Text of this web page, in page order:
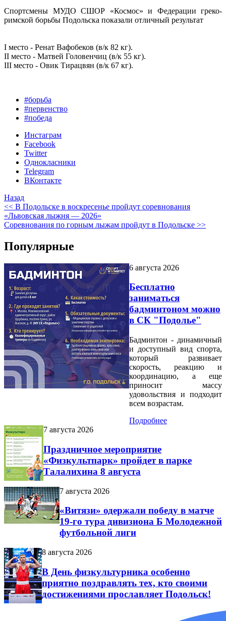
Спортсмены МУДО СШОР «Космос» и Федерации греко-
римской борьбы Подольска показали отличный результат
I место - Ренат Вафобеков (в/к 82 кг).
II место - Матвей Головенчиц (в/к 55 кг).
III место - Овик Тирацвян (в/к 67 кг).
#борьба
#первенство
#победа
Инстаграм
Facebook
Twitter
Однокласники
Telegram
ВКонтакте
Назад
<< В Подольске в воскресенье пройдут соревнования
«Львовская лыжня — 2026»
Соревнования по горным лыжам пройдут в Подольске >>
Популярные
6 августа 2026
Бесплатно
заниматься
бадминтоном можно
в СК "Подолье"
Бадминтон - динамичный
и доступный вид спорта,
который развивает
скорость, реакцию и
координацию, а еще
приносит массу
удовольствия и подходит
всем возрастам.
Подробнее
7 августа 2026
Праздничное мероприятие
«Физкультпарк» пройдет в парке
Талалихина 8 августа
7 августа 2026
«Витязи» одержали победу в матче
19-го тура дивизиона Б Молодежной
футбольной лиги
8 августа 2026
В День физкультурника особенно
приятно поздравлять тех, кто своими
достижениями прославляет Подольск!